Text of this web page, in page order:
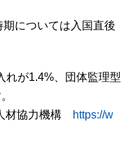
については入国直後
れが1.4%、団体監理型
材協力機構
https://w